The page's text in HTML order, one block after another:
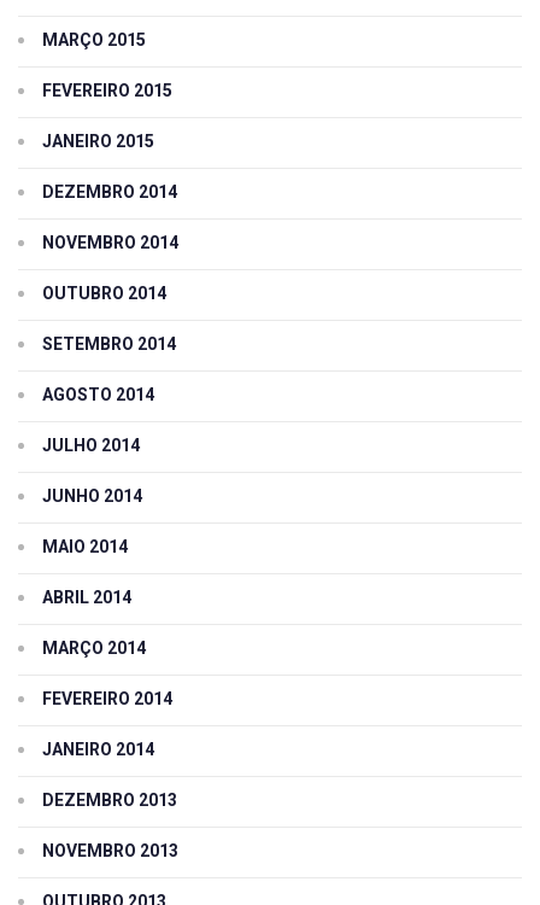
MARÇO 2015
FEVEREIRO 2015
JANEIRO 2015
DEZEMBRO 2014
NOVEMBRO 2014
OUTUBRO 2014
SETEMBRO 2014
AGOSTO 2014
JULHO 2014
JUNHO 2014
MAIO 2014
ABRIL 2014
MARÇO 2014
FEVEREIRO 2014
JANEIRO 2014
DEZEMBRO 2013
NOVEMBRO 2013
OUTUBRO 2013